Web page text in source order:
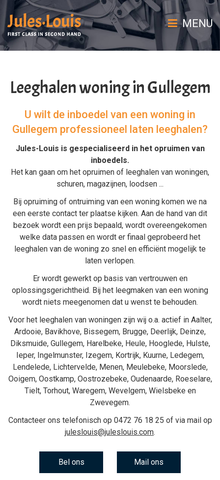
MENU
Leeghalen woning in Gullegem
U wilt de inboedel van een woning in
Gullegem professioneel laten leeghalen?
Jules-Louis is gespecialiseerd in het opruimen van
inboedels.
Het kan gaan om het opruimen of leeghalen van woningen,
schuren, magazijnen, loodsen ...
Bij opruiming of ontruiming van een woning komen we na
een eerste contact ter plaatse kijken. Aan de hand van dit
bezoek wordt een prijs bepaald, wordt overeengekomen
welke data passen en wordt er finaal geprobeerd het
leeghalen van de woning zo snel en efficiënt mogelijk te
laten verlopen.
Er wordt gewerkt op basis van vertrouwen en
oplossingsgerichtheid. Bij het leegmaken van een woning
wordt niets meegenomen dat u wenst te behouden.
Voor het leeghalen van woningen zijn wij o.a. actief in Aalter,
Ardooie, Bavikhove, Bissegem, Brugge, Deerlijk, Deinze,
Diksmuide, Gullegem, Harelbeke, Heule, Hooglede, Hulste,
Ieper, Ingelmunster, Izegem, Kortrijk, Kuurne, Ledegem,
Lendelede, Lichtervelde, Menen, Meulebeke, Moorslede,
Ooigem, Oostkamp, Oostrozebeke, Oudenaarde, Roeselare,
Tielt, Torhout, Waregem, Wevelgem, Wielsbeke en
Zwevegem.
Contacteer ons telefonisch op 0472 76 18 25 of via mail op
juleslouis@juleslouis.com.
Bel ons Mail ons